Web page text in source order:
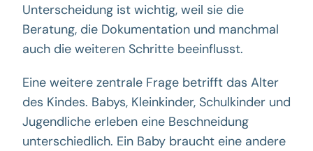
Unterscheidung ist wichtig, weil sie die
Beratung, die Dokumentation und manchmal
auch die weiteren Schritte beeinflusst.
Eine weitere zentrale Frage betrifft das Alter
des Kindes. Babys, Kleinkinder, Schulkinder und
Jugendliche erleben eine Beschneidung
unterschiedlich. Ein Baby braucht eine andere